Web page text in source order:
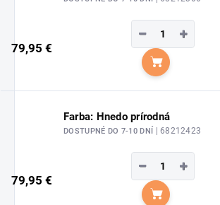
79,95 €
+
−
Do košíka
Farba: Hnedo prírodná
DOSTUPNÉ DO 7-10 DNÍ | 68212423
79,95 €
+
−